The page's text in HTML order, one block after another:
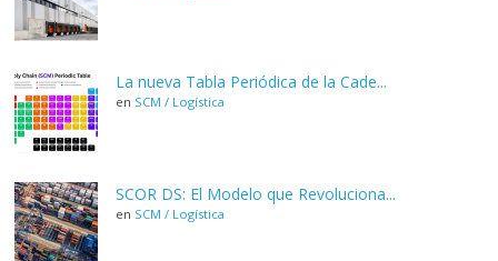
La nueva Tabla Periódica de la Cade...
en SCM / Logística
SCOR DS: El Modelo que Revoluciona...
en SCM / Logística